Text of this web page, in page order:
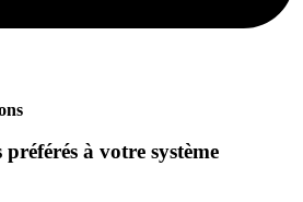
à votre système